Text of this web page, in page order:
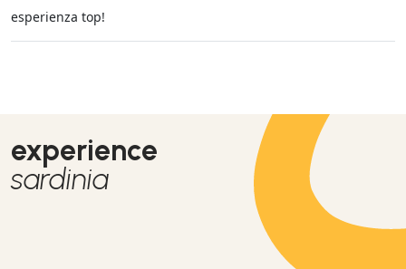
esperienza top!
experience
sardinia